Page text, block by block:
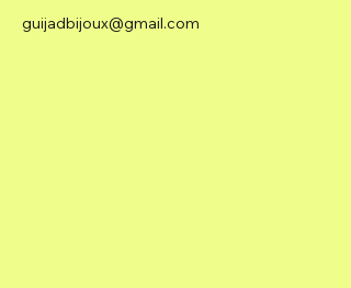
guijadbijoux@gmail.com